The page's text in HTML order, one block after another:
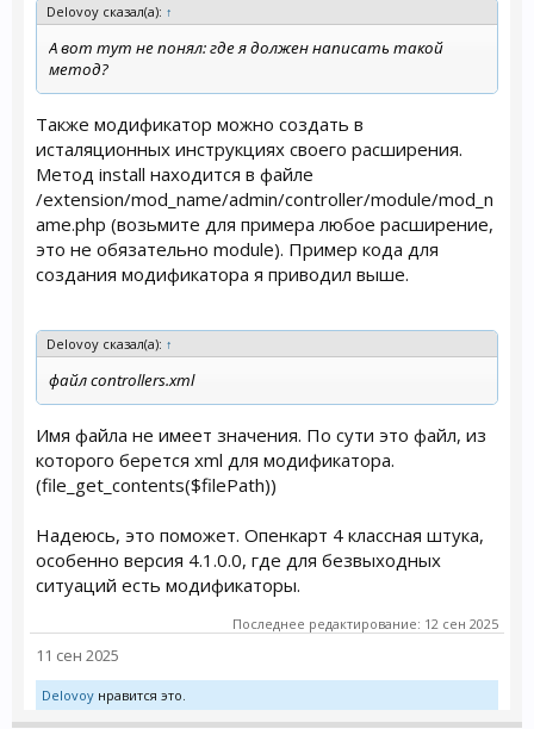
Delovoy сказал(а): ↑
А вот тут не понял: где я должен написать такой
метод?
Также модификатор можно создать в
исталяционных инструкциях своего расширения.
Метод install находится в файле
/extension/mod_name/admin/controller/module/mod_n
ame.php (возьмите для примера любое расширение,
это не обязательно module). Пример кода для
создания модификатора я приводил выше.
Delovoy сказал(а): ↑
файл controllers.xml
Имя файла не имеет значения. По сути это файл, из
которого берется xml для модификатора.
(file_get_contents($filePath))
Надеюсь, это поможет. Опенкарт 4 классная штука,
особенно версия 4.1.0.0, где для безвыходных
ситуаций есть модификаторы.
Последнее редактирование: 12 сен 2025
11 сен 2025
Delovoy нравится это.